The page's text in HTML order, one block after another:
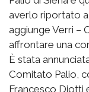
averlo riportato
aggiunge Verri –
affrontare una
È stata
Comitato Palio,
Francesco Diotti